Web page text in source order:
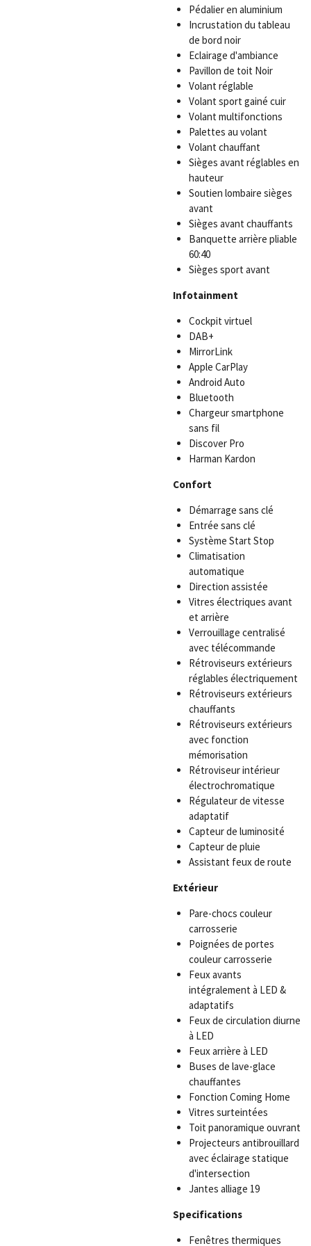
Pédalier en aluminium
Incrustation du tableau
de bord noir
Eclairage d'ambiance
Pavillon de toit Noir
Volant réglable
Volant sport gainé cuir
Volant multifonctions
Palettes au volant
Volant chauffant
Sièges avant réglables en
hauteur
Soutien lombaire sièges
avant
Sièges avant chauffants
Banquette arrière pliable
60:40
Sièges sport avant
Infotainment
Cockpit virtuel
DAB+
MirrorLink
Apple CarPlay
Android Auto
Bluetooth
Chargeur smartphone
sans fil
Discover Pro
Harman Kardon
Confort
Démarrage sans clé
Entrée sans clé
Système Start Stop
Climatisation
automatique
Direction assistée
Vitres électriques avant
et arrière
Verrouillage centralisé
avec télécommande
Rétroviseurs extérieurs
réglables électriquement
Rétroviseurs extérieurs
chauffants
Rétroviseurs extérieurs
avec fonction
mémorisation
Rétroviseur intérieur
électrochromatique
Régulateur de vitesse
adaptatif
Capteur de luminosité
Capteur de pluie
Assistant feux de route
Extérieur
Pare-chocs couleur
carrosserie
Poignées de portes
couleur carrosserie
Feux avants
intégralement à LED &
adaptatifs
Feux de circulation diurne
à LED
Feux arrière à LED
Buses de lave-glace
chauffantes
Fonction Coming Home
Vitres surteintées
Toit panoramique ouvrant
Projecteurs antibrouillard
avec éclairage statique
d'intersection
Jantes alliage 19
Specifications
Fenêtres thermiques